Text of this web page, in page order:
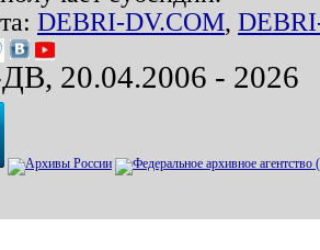
DEBRI-DV.COM,
20.04.2006 - 2026